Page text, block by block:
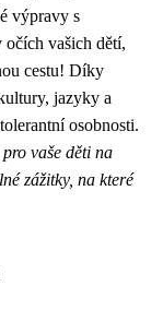
výpravy s
očích vašich dětí,
cestu! Díky
jazyky a
osobnosti.
vaše děti na
zážitky, na které